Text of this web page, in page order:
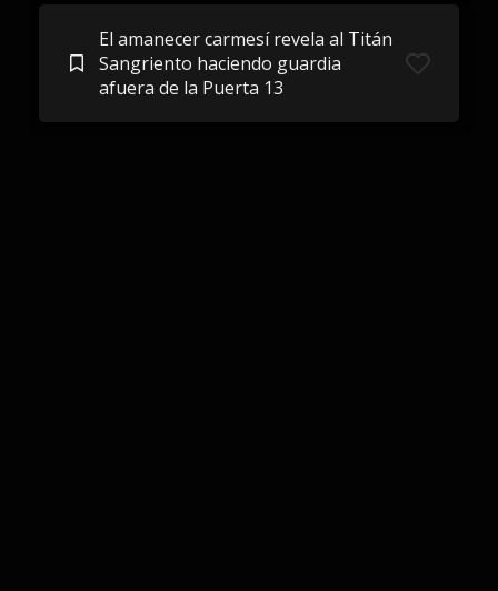
El amanecer carmesí revela al Titán
Sangriento haciendo guardia
afuera de la Puerta 13